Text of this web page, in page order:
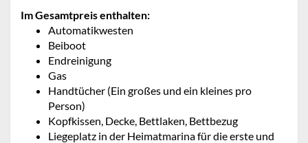
Im Gesamtpreis enthalten:
Automatikwesten
Beiboot
Endreinigung
Gas
Handtücher (Ein großes und ein kleines pro
Person)
Kopfkissen, Decke, Bettlaken, Bettbezug
Liegeplatz in der Heimatmarina für die erste und